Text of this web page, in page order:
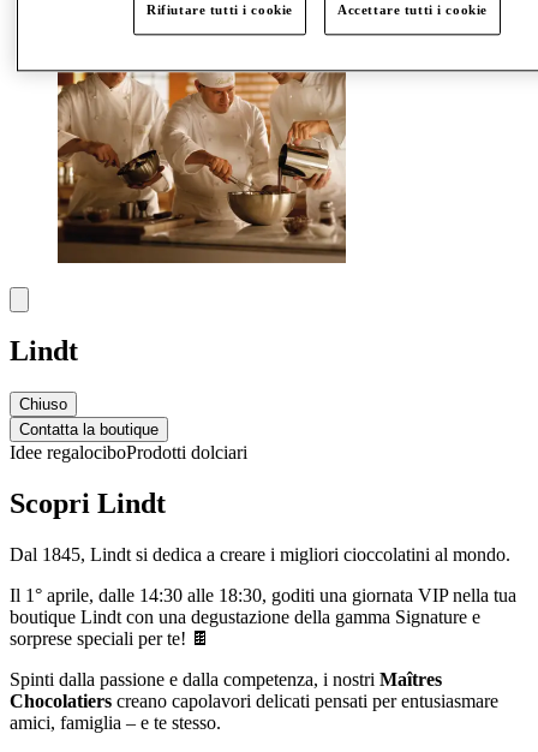
Lindt
Chiuso
Contatta la boutique
Idee regalociboProdotti dolciari
Scopri Lindt
Dal 1845, Lindt si dedica a creare i migliori cioccolatini al mondo.
Il 1° aprile, dalle 14:30 alle 18:30, goditi una giornata VIP nella tua
boutique Lindt con una degustazione della gamma Signature e
sorprese speciali per te! 🍫
Spinti dalla passione e dalla competenza, i nostri Maîtres
Chocolatiers creano capolavori delicati pensati per entusiasmare
amici, famiglia – e te stesso.
Rifiutare tutti i cookie Accettare tutti i cookie